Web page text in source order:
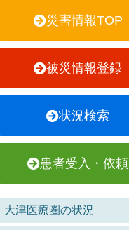
災害情報TOP
被災情報登録
状況検索
患者受入・依頼
大津医療圏の状況